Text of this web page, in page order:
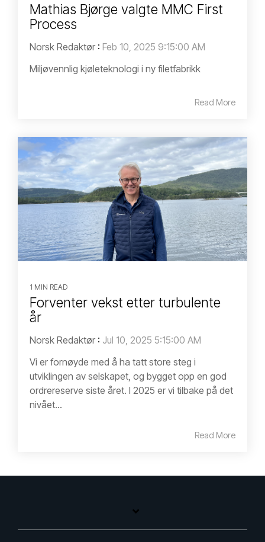
Mathias Bjørge valgte MMC First
Process
Norsk Redaktør : Feb 10, 2025 9:15:00 AM
Miljøvennlig kjøleteknologi i ny filetfabrikk
Read More
1 MIN READ
Forventer vekst etter turbulente
år
Norsk Redaktør : Jul 10, 2025 5:15:00 AM
Vi er fornøyde med å ha tatt store steg i
utviklingen av selskapet, og bygget opp en god
ordrereserve siste året. I 2025 er vi tilbake på det
nivået...
Read More